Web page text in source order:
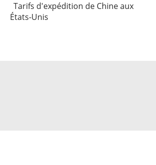
Tarifs d'expédition de Chine aux
États-Unis